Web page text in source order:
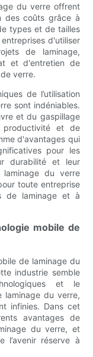
du verre offrent
des coûts grâce à
types et de tailles
d'utiliser
de laminage,
et d'entretien de
verre.
de l’utilisation
sont indéniables.
et du gaspillage
et de
d'avantages qui
pour les
durabilité et leur
laminage du verre
toute entreprise
de laminage et à
mobile de
de laminage du
industrie semble
et le
laminage du verre,
infinies. Dans cet
avantages de
du verre, et
l’avenir réserve à